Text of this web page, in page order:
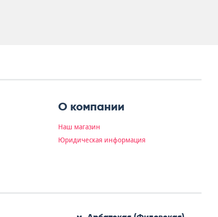
О компании
Наш магазин
Юридическая информация